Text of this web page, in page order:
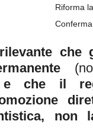
Riforma
che
e che il
non